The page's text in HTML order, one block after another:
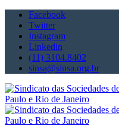
Facebook
Twitter
Instagram
Linkedin
(11) 3104.8402
sinsa@sinsa.org.br